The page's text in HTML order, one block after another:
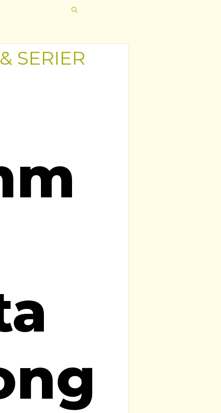
SERIER